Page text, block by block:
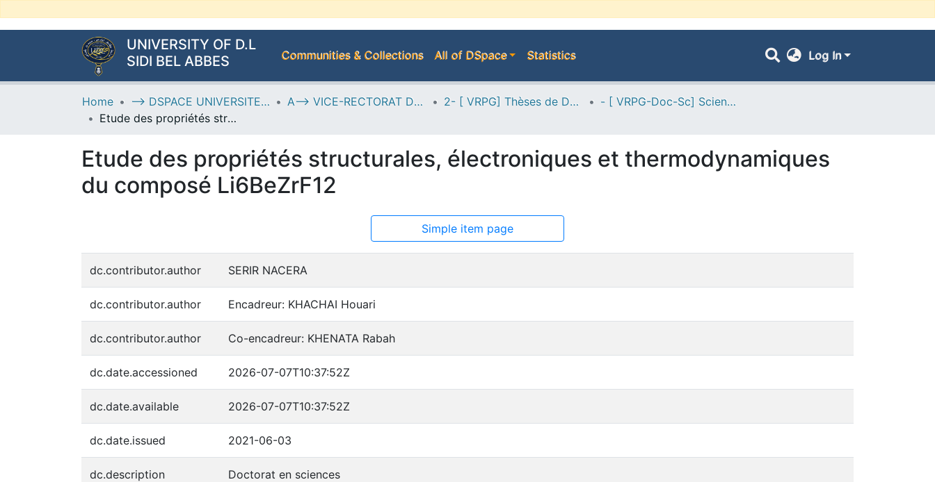
UNIVERSITY OF D.L
SIDI BEL ABBES
Communities & Collections All of DSpace Statistics Log In
Home --> DSPACE UNIVERSITE DJILALLI LIABES DE SIDI BEL ABBES A--> VICE-RECTORAT DE LA POST-GRADUATION 2- [ VRPG] Thèses de Doctorat en Sciences
- [ VRPG-Doc-Sc] Sciences physiques --- علوم فيزيائية
Etude des propriétés structurales, électroniques et thermodynamiques du composé Li6BeZrF12
Etude des propriétés structurales, électroniques et thermodynamiques
du composé Li6BeZrF12
Simple item page
dc.contributor.author SERIR NACERA
dc.contributor.author Encadreur: KHACHAI Houari
dc.contributor.author Co-encadreur: KHENATA Rabah
dc.date.accessioned 2026-07-07T10:37:52Z
dc.date.available 2026-07-07T10:37:52Z
dc.date.issued 2021-06-03
dc.description Doctorat en sciences